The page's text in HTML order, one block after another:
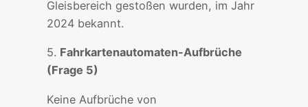
Gleisbereich gestoßen wurden, im Jahr
2024 bekannt.
5. Fahrkartenautomaten-Aufbrüche
(Frage 5)
Keine Aufbrüche von